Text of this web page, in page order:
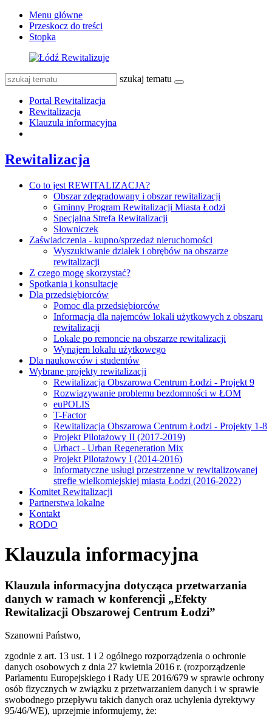
Menu główne
Przeskocz do treści
Stopka
szukaj tematu
Portal Rewitalizacja
Rewitalizacja
Klauzula informacyjna
Rewitalizacja
Co to jest REWITALIZACJA?
Obszar zdegradowany i obszar rewitalizacji
Gminny Program Rewitalizacji Miasta Łodzi
Specjalna Strefa Rewitalizacji
Słowniczek
Zaświadczenia - kupno/sprzedaż nieruchomości
Wyszukiwanie działek i obrębów na obszarze
rewitalizacji
Z czego mogę skorzystać?
Spotkania i konsultacje
Dla przedsiębiorców
Pomoc dla przedsiębiorców
Informacja dla najemców lokali użytkowych z obszaru
rewitalizacji
Lokale po remoncie na obszarze rewitalizacji
Wynajem lokalu użytkowego
Dla naukowców i studentów
Wybrane projekty rewitalizacji
Rewitalizacja Obszarowa Centrum Łodzi - Projekt 9
Rozwiązywanie problemu bezdomności w ŁOM
euPOLIS
T-Factor
Rewitalizacja Obszarowa Centrum Łodzi - Projekty 1-8
Projekt Pilotażowy II (2017-2019)
Urbact - Urban Regeneration Mix
Projekt Pilotażowy I (2014-2016)
Informatyczne usługi przestrzenne w rewitalizowanej
strefie wielkomiejskiej miasta Łodzi (2016-2022)
Komitet Rewitalizacji
Partnerstwa lokalne
Kontakt
RODO
Klauzula informacyjna
Klauzula informacyjna dotycząca przetwarzania
danych w ramach w konferencji „Efekty
Rewitalizacji Obszarowej Centrum Łodzi”
Szanowni Państwo,
zgodnie z art. 13 ust. 1 i 2 ogólnego rozporządzenia o ochronie
danych osobowych z dnia 27 kwietnia 2016 r. (rozporządzenie
Parlamentu Europejskiego i Rady UE 2016/679 w sprawie ochrony
osób fizycznych w związku z przetwarzaniem danych i w sprawie
swobodnego przepływu takich danych oraz uchylenia dyrektywy
95/46/WE), uprzejmie informujemy, że: